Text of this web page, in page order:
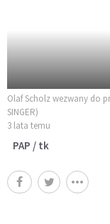
Olaf Scholz wezwany do
SINGER)
3 lata temu
PAP / tk